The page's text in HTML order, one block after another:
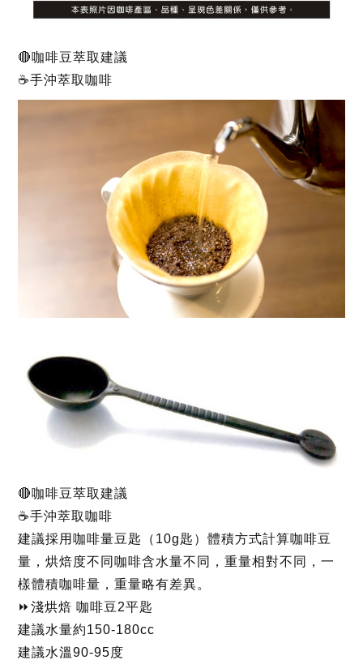
🔴咖啡豆萃取建議
☕手沖萃取咖啡
🔴咖啡豆萃取建議
☕手沖萃取咖啡
建議採用咖啡量豆匙（10g匙）體積方式計算咖啡豆
量，烘焙度不同咖啡含水量不同，重量相對不同，一
樣體積咖啡量，重量略有差異。
⏩淺烘焙 咖啡豆2平匙
建議水量約150-180cc
建議水溫90-95度